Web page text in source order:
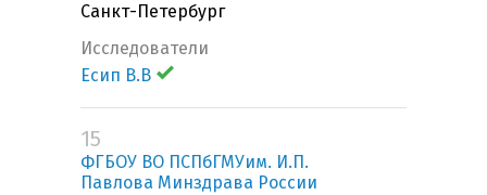
Санкт-Петербург
Исследователи
Есип В.В
15
ФГБОУ ВО ПСПбГМУим. И.П.
Павлова Минздрава России